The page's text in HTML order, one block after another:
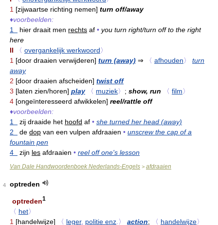
1 [zijwaartse richting nemen] turn off/away
♦voorbeelden:
1
hier draait men rechts af • you turn right/turn off to the right
here
II
〈 overgankelijk werkwoord〉
1 [door draaien verwijderen] turn (away) ⇒ 〈 afhouden〉
turn
away
2 [door draaien afscheiden] twist off
3 [laten zien/horen] play 〈 muziek〉 ; show, run 〈 film〉
4 [ongeïnteresseerd afwikkelen] reel/rattle off
♦voorbeelden:
1
zij draaide het hoofd af • she turned her head (away)
2
de dop van een vulpen afdraaien • unscrew the cap of a
fountain pen
4
zijn les afdraaien • reel off one's lesson
Van Dale Handwoordenboek Nederlands-Engels > afdraaien
4 optreden
optreden1
〈 het〉
1 [handelwijze] 〈 leger, politie enz .〉 action; 〈 handelwijze〉